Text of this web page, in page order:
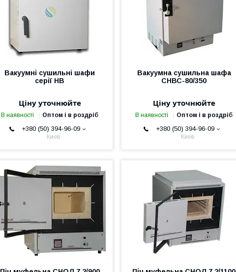
Вакуумні сушильні шафи
серії НВ
Ціну уточнюйте
В наявності Оптом і в роздріб
+380 (50) 394-96-09
Киев
Вакуумна сушильна шафа
СНВС-80/350
Ціну уточнюйте
В наявності Оптом і в роздріб
+380 (50) 394-96-09
Киев